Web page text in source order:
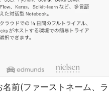
前(ファーストネーム、